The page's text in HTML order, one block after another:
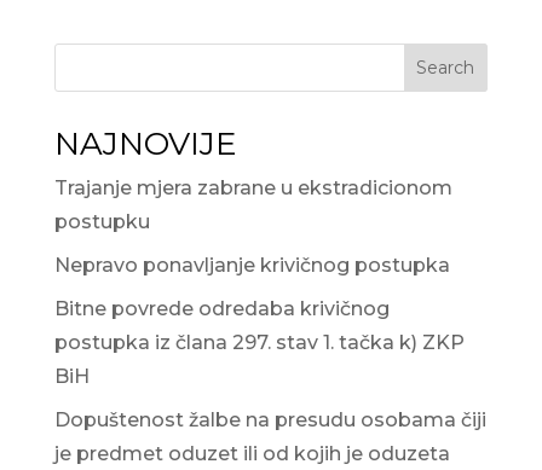
Search
NAJNOVIJE
Trajanje mjera zabrane u ekstradicionom
postupku
Nepravo ponavljanje krivičnog postupka
Bitne povrede odredaba krivičnog
postupka iz člana 297. stav 1. tačka k) ZKP
BiH
Dopuštenost žalbe na presudu osobama čiji
je predmet oduzet ili od kojih je oduzeta